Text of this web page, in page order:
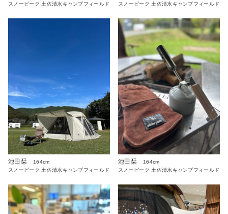
スノーピーク 土佐清水キャンプフィールド
スノーピーク 土佐清水キャンプフィールド
池田栞
164cm
スノーピーク 土佐清水キャンプフィールド
池田栞
164cm
スノーピーク 土佐清水キャンプフィールド